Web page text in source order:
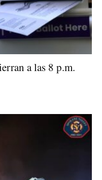
a las 8 p.m.